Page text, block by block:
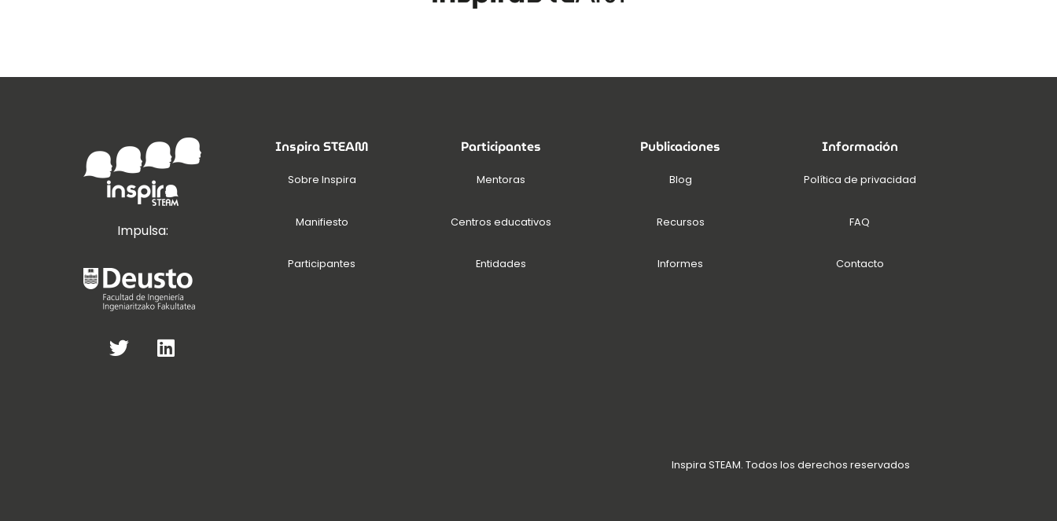
Impulsa:
Inspira STEAM
Sobre Inspira
Manifiesto
Participantes
Participantes
Mentoras
Centros educativos
Entidades
Publicaciones
Blog
Recursos
Informes
Información
Política de privacidad
FAQ
Contacto
Inspira STEAM. Todos los derechos reservados